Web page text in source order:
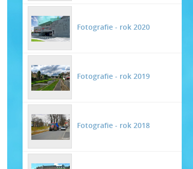
Fotografie - rok 2020
Fotografie - rok 2019
Fotografie - rok 2018